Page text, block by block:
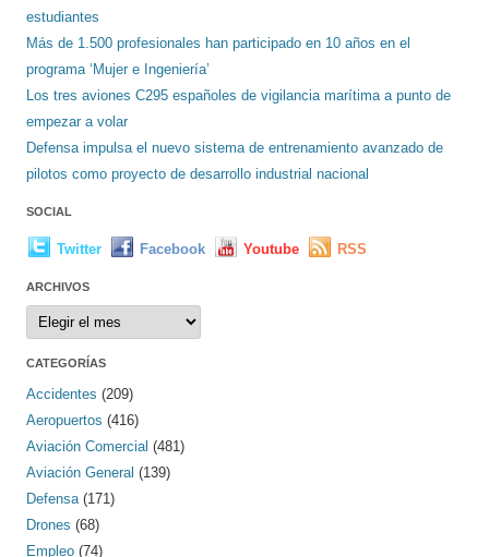
estudiantes
Más de 1.500 profesionales han participado en 10 años en el
programa ‘Mujer e Ingeniería’
Los tres aviones C295 españoles de vigilancia marítima a punto de
empezar a volar
Defensa impulsa el nuevo sistema de entrenamiento avanzado de
pilotos como proyecto de desarrollo industrial nacional
SOCIAL
Twitter Facebook Youtube RSS
ARCHIVOS
Archivos
CATEGORÍAS
Accidentes (209)
Aeropuertos (416)
Aviación Comercial (481)
Aviación General (139)
Defensa (171)
Drones (68)
Empleo (74)